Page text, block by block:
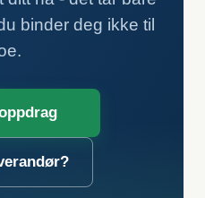
binder deg ikke til